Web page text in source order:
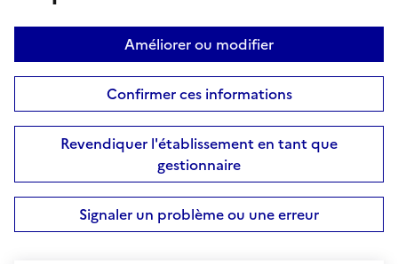
Améliorer ou modifier
Confirmer ces informations
Revendiquer l'établissement en tant que
gestionnaire
Signaler un problème ou une erreur